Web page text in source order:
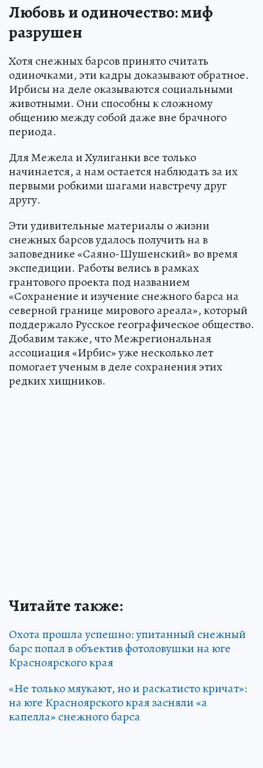
Любовь и одиночество: миф
разрушен
Хотя снежных барсов принято считать
одиночками, эти кадры доказывают обратное.
Ирбисы на деле оказываются социальными
животными. Они способны к сложному
общению между собой даже вне брачного
периода.
Для Межела и Хулиганки все только
начинается, а нам остается наблюдать за их
первыми робкими шагами навстречу друг
другу.
Эти удивительные материалы о жизни
снежных барсов удалось получить на в
заповеднике «Саяно-Шушенский» во время
экспедиции. Работы велись в рамках
грантового проекта под названием
«Сохранение и изучение снежного барса на
северной границе мирового ареала», который
поддержало Русское географическое общество.
Добавим также, что Межрегиональная
ассоциация «Ирбис» уже несколько лет
помогает ученым в деле сохранения этих
редких хищников.
Читайте также:
Охота прошла успешно: упитанный снежный
барс попал в объектив фотоловушки на юге
Красноярского края
«Не только мяукают, но и раскатисто кричат»:
на юге Красноярского края засняли «а
капелла» снежного барса